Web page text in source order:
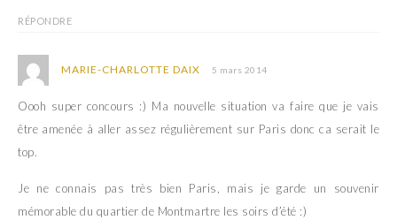
RÉPONDRE
MARIE-CHARLOTTE DAIX 5 mars 2014
Oooh super concours :) Ma nouvelle situation va faire que je vais
être amenée à aller assez régulièrement sur Paris donc ca serait le
top.
Je ne connais pas très bien Paris, mais je garde un souvenir
mémorable du quartier de Montmartre les soirs d’été :)